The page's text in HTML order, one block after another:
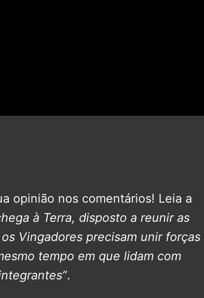
opinião nos comentários! Leia a
à Terra, disposto a reunir as
Vingadores precisam unir forças
tempo em que lidam com
.